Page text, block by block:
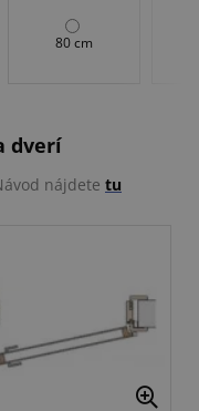
80 cm
dverí
nájdete tu